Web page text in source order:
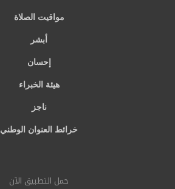
مواقيت الصلاة
أبشر
إحسان
هيئة الخبراء
ناجز
خرائط العنوان الوطني
حمل التطبيق الآن